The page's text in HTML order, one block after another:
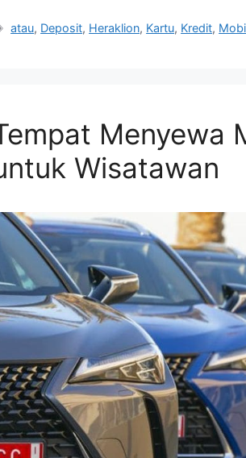
Tags
atau, Deposit, Heraklion, Kartu, Kredit,
Menyewa
Wisatawan